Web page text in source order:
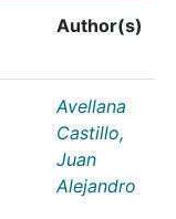
Author(s)
Avellana
Castillo,
Juan
Alejandro